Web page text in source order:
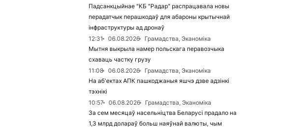
Падсанкцыйнае "КБ "Радар" распрацавала новы
перадатчык перашкодаў для абароны крытычнай
інфраструктуры ад дронаў
12:31
06.08.2026
Грамадства, Эканоміка
Мытня выкрыла намер польскага перавозчыка
схаваць частку грузу
11:08
06.08.2026
Грамадства, Эканоміка
На аб'ектах АПК пашкоджаныя яшчэ дзве адзінкі
тэхнікі
10:57
06.08.2026
Грамадства, Эканоміка
За сем месяцаў насельніцтва Беларусі прадало на
1,3 млрд долараў больш наяўнай валюты, чым